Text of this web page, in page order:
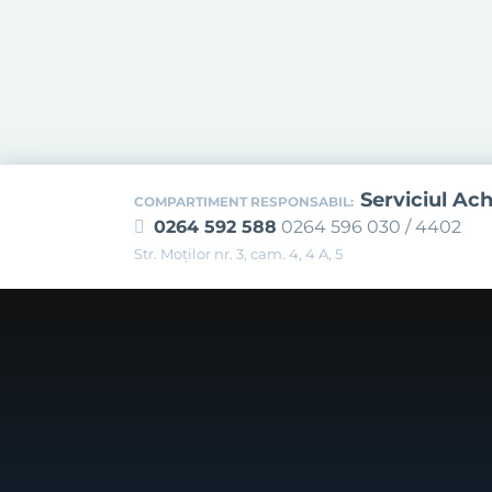
COMPARTIMENT RESPONSABIL: Serviciul
0264 592 588 0264 596 030 / 4402
Str. Moţilor nr. 3, cam. 4, 4 A, 5